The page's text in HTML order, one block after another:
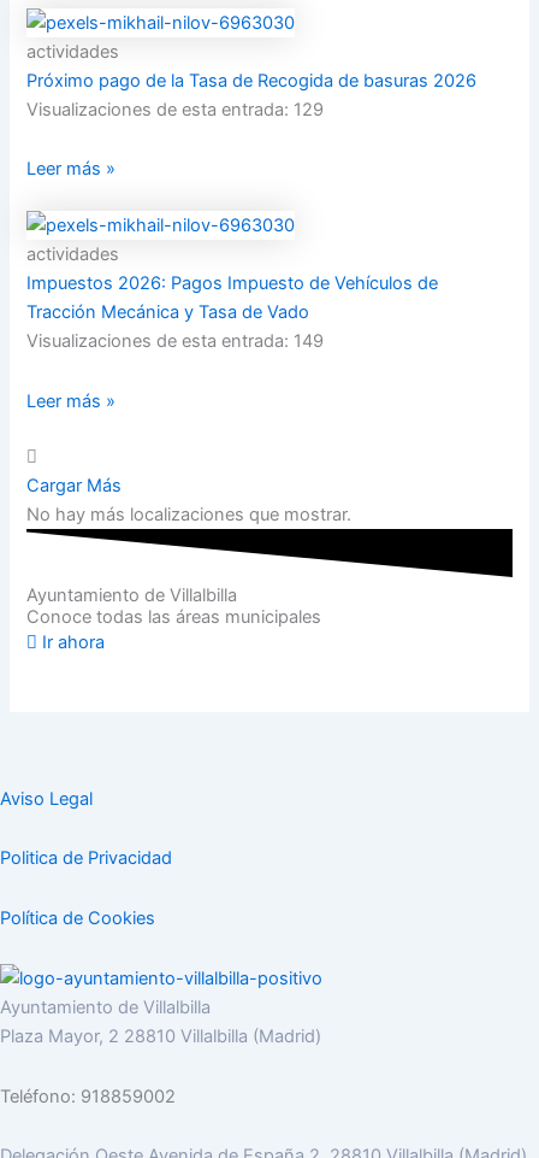
actividades
Próximo pago de la Tasa de Recogida de basuras 2026
Visualizaciones de esta entrada: 129
Leer más »
actividades
Impuestos 2026: Pagos Impuesto de Vehículos de
Tracción Mecánica y Tasa de Vado
Visualizaciones de esta entrada: 149
Leer más »
Cargar Más
No hay más localizaciones que mostrar.
Ayuntamiento de Villalbilla
Conoce todas las áreas municipales
Ir ahora
Aviso Legal
Politica de Privacidad
Política de Cookies
Ayuntamiento de Villalbilla
Plaza Mayor, 2 28810 Villalbilla (Madrid)
Teléfono: 918859002